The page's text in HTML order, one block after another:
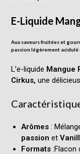
E-Liquide
Aux saveurs fruitées et
passion légèrement acidulé
L’e-liquide Mangue
Cirkus, une
Arômes :
passion et
Formats:Flacon